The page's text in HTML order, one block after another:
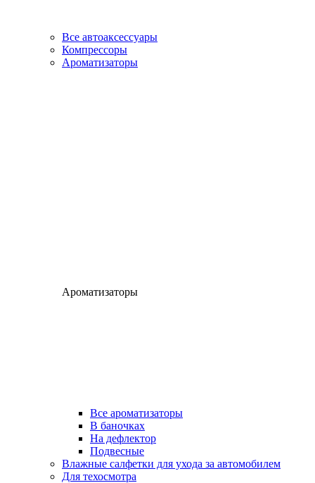
Все автоаксессуары
Компрессоры
Ароматизаторы
Ароматизаторы
Все ароматизаторы
В баночках
На дефлектор
Подвесные
Влажные салфетки для ухода за автомобилем
Для техосмотра